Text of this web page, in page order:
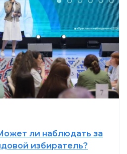
ли наблюдать за
избиратель?